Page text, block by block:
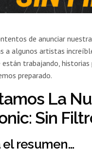
de anunciar
a algunos artistas
trabajando, historias
preparado.
La
Sin
resumen…